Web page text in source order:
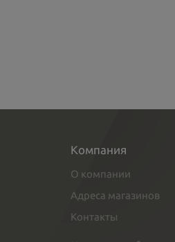
Компания
О компании
Адреса магазинов
Контакты